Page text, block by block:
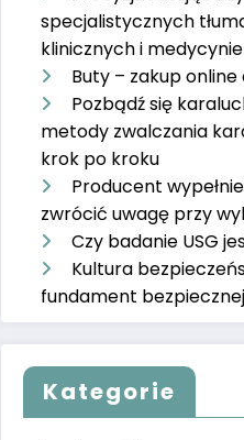
specjalistycznych
klinicznych i medycynie
Buty – zakup
Pozbądź się
metody zwalczania
krok po kroku
Producent
zwrócić uwagę przy
Czy badanie USG
Kultura
fundament
Kategorie